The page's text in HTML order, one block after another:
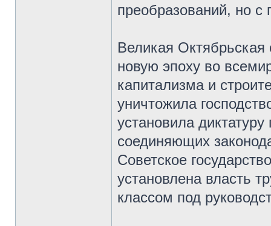
преобразований, но с
Великая
новую эпоху во
капитализма и
уничтожила
установила
соединяющих
Советское
установлена власть
классом под